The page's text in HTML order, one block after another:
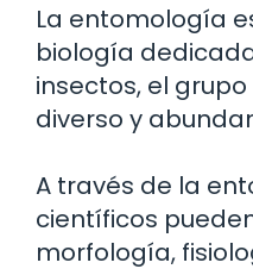
La entomología
biología
insectos, el
diverso y
A través de la
científicos
morfología,